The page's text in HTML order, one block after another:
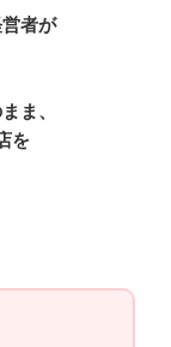
者が
ま、
を